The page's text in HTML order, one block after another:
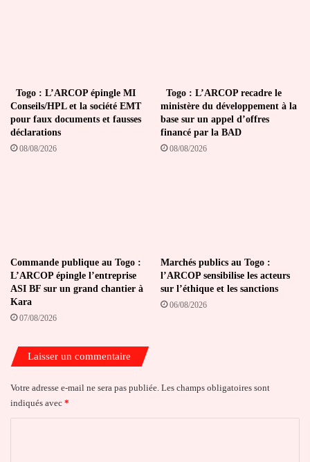
Togo : L’ARCOP épingle MI
Conseils/HPL et la société EMT
pour faux documents et fausses
déclarations
08/08/2026
Togo : L’ARCOP recadre le
ministère du développement à la
base sur un appel d’offres
financé par la BAD
08/08/2026
Commande publique au Togo :
L’ARCOP épingle l’entreprise
ASI BF sur un grand chantier à
Kara
07/08/2026
Marchés publics au Togo :
l’ARCOP sensibilise les acteurs
sur l’éthique et les sanctions
06/08/2026
Laisser un commentaire
Votre adresse e-mail ne sera pas publiée. Les champs obligatoires sont
indiqués avec *